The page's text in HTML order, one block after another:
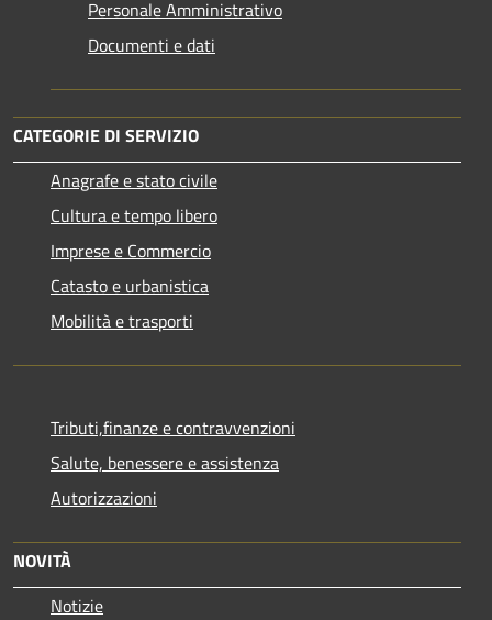
Personale Amministrativo
Documenti e dati
CATEGORIE DI SERVIZIO
Anagrafe e stato civile
Cultura e tempo libero
Imprese e Commercio
Catasto e urbanistica
Mobilità e trasporti
Tributi,finanze e contravvenzioni
Salute, benessere e assistenza
Autorizzazioni
NOVITÀ
Notizie